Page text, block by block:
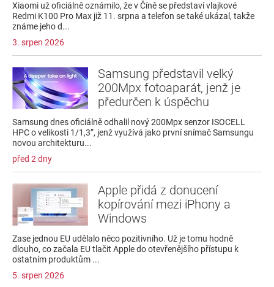
Xiaomi už oficiálně oznámilo, že v Číně se představí vlajkové
Redmi K100 Pro Max již 11. srpna a telefon se také ukázal, takže
známe jeho d...
3. srpen 2026
Samsung představil velký
200Mpx fotoaparát, jenž je
předurčen k úspěchu
Samsung dnes oficiálně odhalil nový 200Mpx senzor ISOCELL
HPC o velikosti 1/1,3”, jenž využívá jako první snímač Samsungu
novou architekturu...
před 2 dny
Apple přidá z donucení
kopírování mezi iPhony a
Windows
Zase jednou EU udělalo něco pozitivního. Už je tomu hodně
dlouho, co začala EU tlačit Apple do otevřenějšího přístupu k
ostatním produktům ...
5. srpen 2026